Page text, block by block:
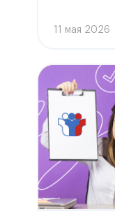
11 мая 2026